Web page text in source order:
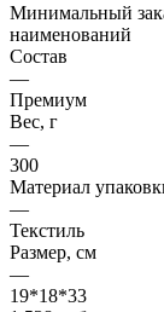
Минимальный
наименований
Состав
—
Премиум
Вес, г
—
300
Материал
—
Текстиль
Размер, см
—
19*18*33